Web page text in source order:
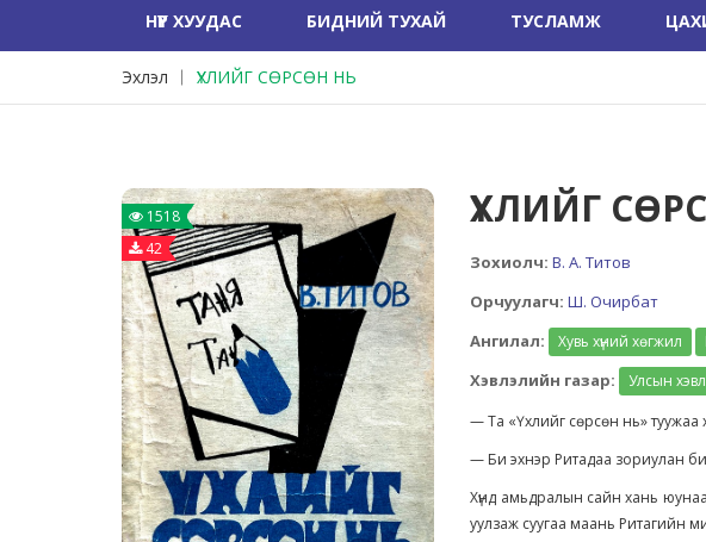
НҮҮР ХУУДАС БИДНИЙ ТУХАЙ ТУСЛАМЖ
Эхлэл ҮХЛИЙГ СӨРСӨН НЬ
1518
42
ҮХЛИЙГ
Зохиолч: В. А. Титов
Орчуулагч: Ш. Очирбат
Ангилал:
Хувь хүний хөгжил
Хэвлэлийн газар:
Улсын
— Та «Үхлийг сөрсөн нь»
— Би эхнэр Ритадаа зориулан
Хүнд амьдралын сайн хань
уулзаж суугаа маань Ритагийн